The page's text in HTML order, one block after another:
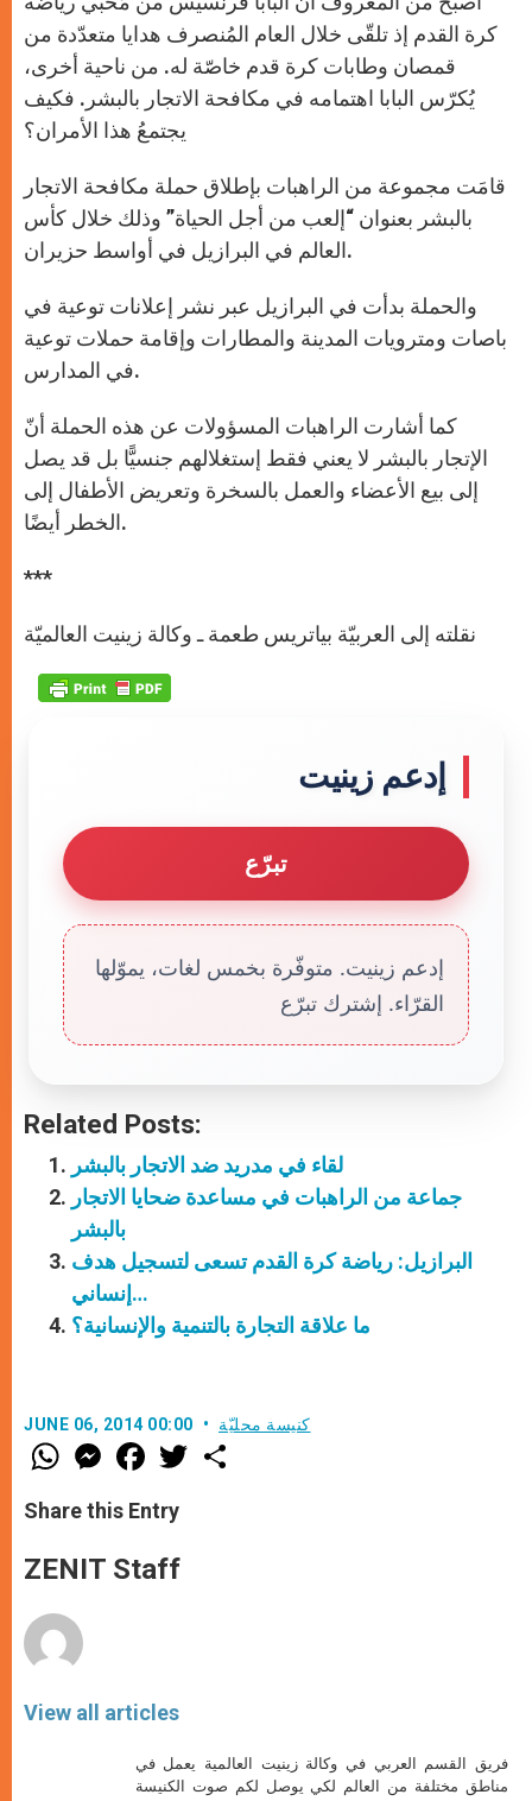
p e
r
k
كرة القدم إذ تلقّى خلال العام المُنصرف هدايا متعدّدة من
قمصان وطابات كرة قدم خاصّة له. من ناحية أخرى،
يُكرّس البابا اهتمامه في مكافحة الاتجار بالبشر. فكيف
يجتمعُ هذا الأمران؟
قامَت مجموعة من الراهبات بإطلاق حملة مكافحة الاتجار
بالبشر بعنوان “إلعب من أجل الحياة” وذلك خلال كأس
العالم في البرازيل في أواسط حزيران.
والحملة بدأت في البرازيل عبر نشر إعلانات توعية في
باصات ومترويات المدينة والمطارات وإقامة حملات توعية
في المدارس.
كما أشارت الراهبات المسؤولات عن هذه الحملة أنّ
الإتجار بالبشر لا يعني فقط إستغلالهم جنسيًّا بل قد يصل
إلى بيع الأعضاء والعمل بالسخرة وتعريض الأطفال إلى
الخطر أيضًا.
***
نقلته إلى العربيّة بياتريس طعمة ـ وكالة زينيت العالميّة
إدعم زينيت
تبرّع
إدعم زينيت. متوفّرة بخمس لغات، يموّلها
القرّاء. إشترك تبرّع
Related Posts:
لقاء في مدريد ضد الاتجار بالبشر
جماعة من الراهبات في مساعدة ضحايا الاتجار
بالبشر
البرازيل: رياضة كرة القدم تسعى لتسجيل هدف
إنساني…
ما علاقة التجارة بالتنمية والإنسانية؟
JUNE 06, 2014 00:00 كنيسة محليّة
W
h
t
s
p
p
M
e
s
e
g
e
F
a
e
b
o
k
w
Share this Entry
ZENIT Staff
View all articles
فريق القسم العربي في وكالة زينيت العالمية يعمل في
مناطق مختلفة من العالم لكي يوصل لكم صوت الكنيسة